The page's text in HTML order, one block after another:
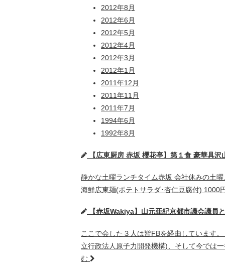
2012年8月
2012年6月
2012年5月
2012年4月
2012年3月
2012年1月
2011年12月
2011年11月
2011年7月
1994年6月
1992年8月
【広東厨房 赤坂 櫻花亭】第１食 豪華具
静かな土曜ランチタイム赤坂 会社休みの土
海鮮広東麺(ポテトサラダ･杏仁豆腐付)
【赤坂Wakiya】山元亜紀京都市議会議員
ここで会した３人は皆FBを経由しています
立行政法人原子力開発機構)、そして今では
む